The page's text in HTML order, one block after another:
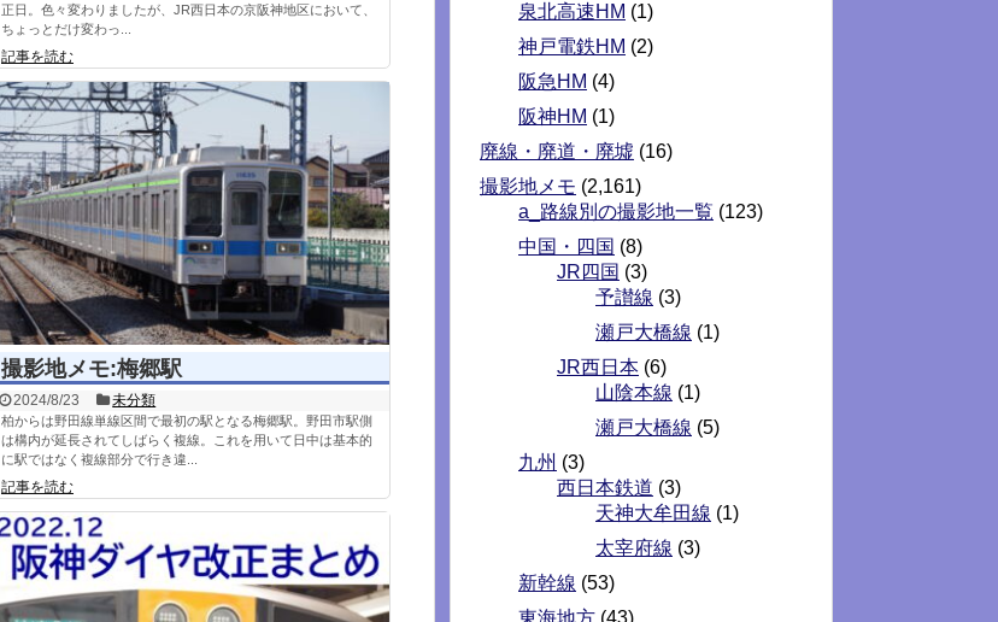
正日。色々変わりましたが、JR西日本の京阪神地区において、
ちょっとだけ変わっ...
記事を読む
撮影地メモ:梅郷駅
2024/8/23 未分類
柏からは野田線単線区間で最初の駅となる梅郷駅。野田市駅側
は構内が延長されてしばらく複線。これを用いて日中は基本的
に駅ではなく複線部分で行き違...
記事を読む
泉北高速HM (1)
神戸電鉄HM (2)
阪急HM (4)
阪神HM (1)
廃線・廃道・廃墟 (16)
撮影地メモ (2,161)
a_路線別の撮影地一覧 (123)
中国・四国 (8)
JR四国 (3)
予讃線 (3)
瀬戸大橋線 (1)
JR西日本 (6)
山陰本線 (1)
瀬戸大橋線 (5)
九州 (3)
西日本鉄道 (3)
天神大牟田線 (1)
太宰府線 (3)
新幹線 (53)
東海地方 (43)